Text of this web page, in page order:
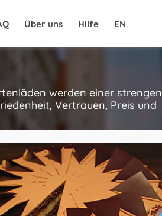
Über uns Hilfe EN
werden einer strengen
Vertrauen, Preis und